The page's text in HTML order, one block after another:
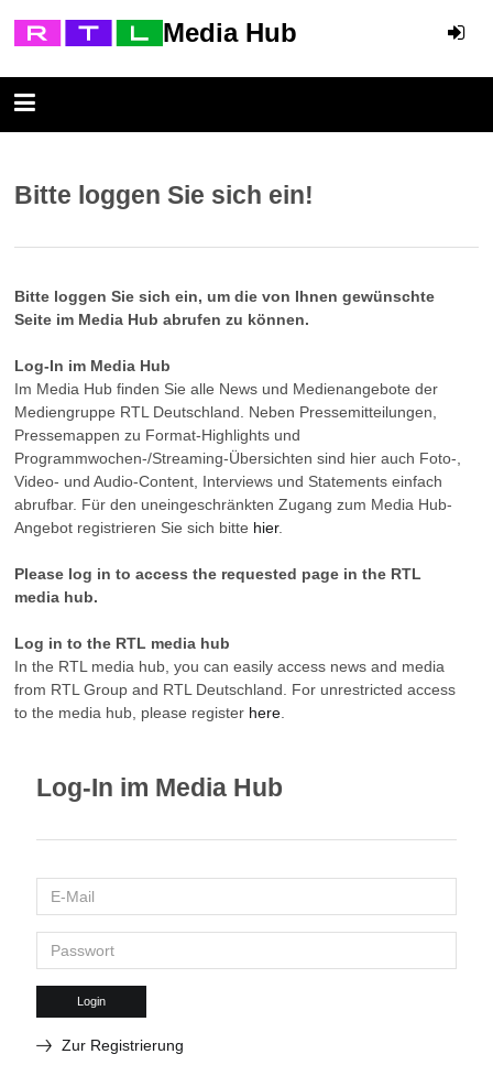
Media Hub
Bitte loggen Sie sich ein!
Bitte loggen Sie sich ein, um die von Ihnen gewünschte
Seite im Media Hub abrufen zu können.
Log-In im Media Hub
Im Media Hub finden Sie alle News und Medienangebote der
Mediengruppe RTL Deutschland. Neben Pressemitteilungen,
Pressemappen zu Format-Highlights und
Programmwochen-/Streaming-Übersichten sind hier auch Foto-,
Video- und Audio-Content, Interviews und Statements einfach
abrufbar. Für den uneingeschränkten Zugang zum Media Hub-
Angebot registrieren Sie sich bitte hier.
Please log in to access the requested page in the RTL
media hub.
Log in to the RTL media hub
In the RTL media hub, you can easily access news and media
from RTL Group and RTL Deutschland. For unrestricted access
to the media hub, please register here
Log-In im Media Hub
Login
Zur Registrierung